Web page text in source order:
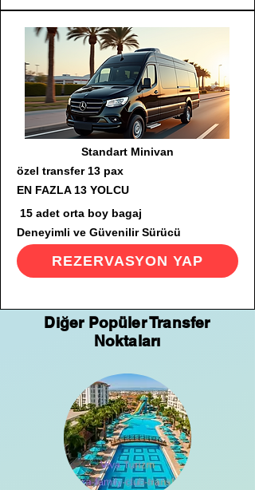
Standart Minivan
özel transfer 13 pax
EN FAZLA 13 YOLCU
15 adet orta boy bagaj
Deneyimli ve Güvenilir Sürücü
REZERVASYON YAP
Diğer Popüler Transfer
Noktaları